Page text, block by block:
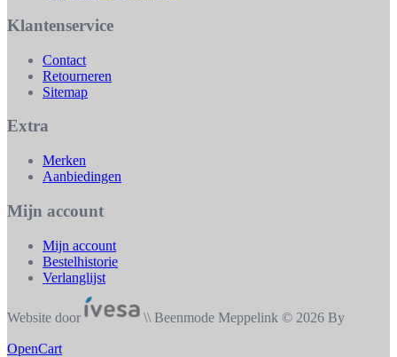
Klantenservice
Contact
Retourneren
Sitemap
Extra
Merken
Aanbiedingen
Mijn account
Mijn account
Bestelhistorie
Verlanglijst
Website door \\ Beenmode Meppelink © 2026 By
OpenCart